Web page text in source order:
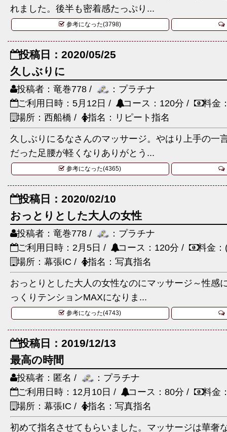
れました。後半も密着感たっぷり...
参考になった(3798)
投稿日：2020/05/25
久しぶりに
投稿者：竜巻778 /
：プラチナ
ご利用日時：5月12日 /
コース：120分 /
料金
場所：西船橋 /
指名：リピート指名
久しぶりにるなさんのマッサージ。やはり上手の一
だった足腰が軽くなりありがとう...
参考になった(4365)
投稿日：2020/02/10
おっとりとした大人の女性
投稿者：竜巻778 /
：プラチナ
ご利用日時：2月5日 /
コース：120分 /
料金
場所：幕張IC /
指名：写真指名
おっとりとした大人の女性なのにマッサージ～性感
っくりテンションMAXになりま...
参考になった(4743)
投稿日：2019/12/13
最高の時間
投稿者：匿名 /
：プラチナ
ご利用日時：12月10日 /
コース：80分 /
料金
場所：幕張IC /
指名：写真指名
初めて指名させてもらいました。マッサージは華奢